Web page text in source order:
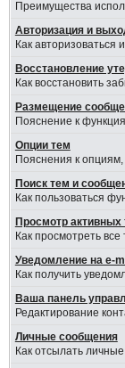
Преимущества
Авторизация и
Как авторизоваться
Восстановление
Как восстановить
Размещение
Пояснение к
Опции тем
Пояснения к
Поиск тем и
Как пользоваться
Просмотр
Как просмотреть
Уведомление на е-
Как получить
Ваша панель
Редактирование
Личные сообщения
Как отсылать